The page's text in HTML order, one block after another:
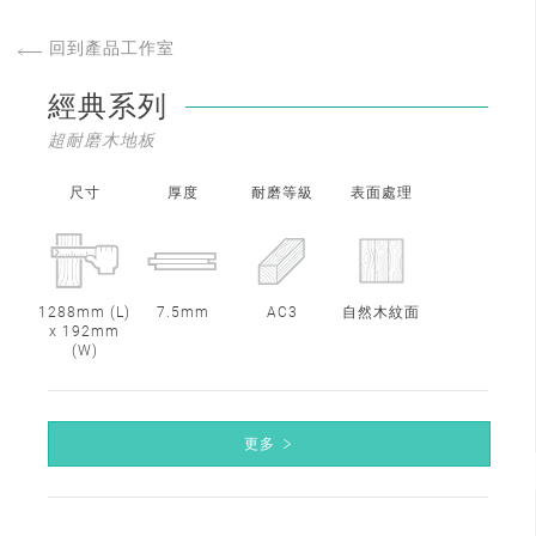
回到產品工作室
經典系列
超耐磨木地板
尺寸
1288mm (L)
x 192mm
(W)
厚度
7.5mm
耐磨等級
AC3
表面處理
自然木紋面
更多